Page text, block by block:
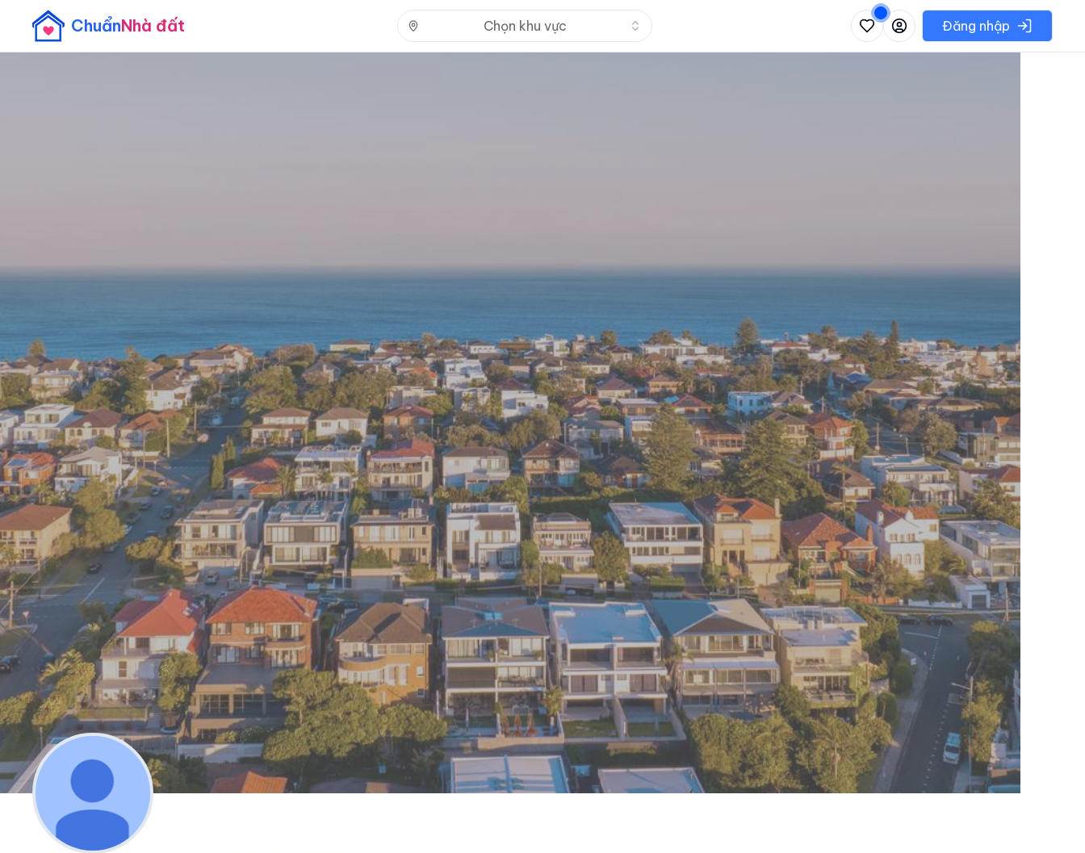
ChuẩnNhà đất Chọn khu vực Nhấn để mở danh sách các khu vực có thể chọnĐăng nhập